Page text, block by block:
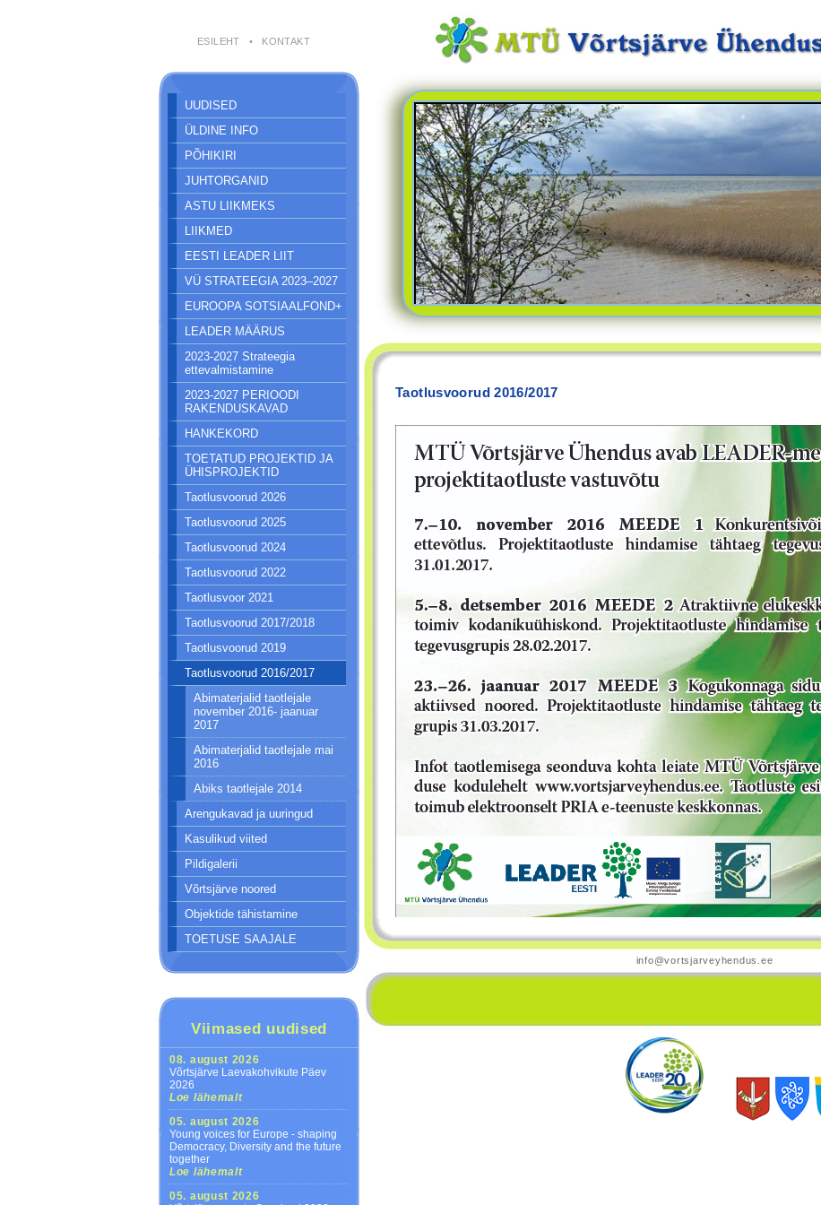
ESILEHT • KONTAKT
UUDISED
ÜLDINE INFO
PÕHIKIRI
JUHTORGANID
ASTU LIIKMEKS
LIIKMED
EESTI LEADER LIIT
VÜ STRATEEGIA 2023–2027
EUROOPA SOTSIAALFOND+
LEADER MÄÄRUS
2023-2027 Strateegia
ettevalmistamine
2023-2027 PERIOODI
RAKENDUSKAVAD
HANKEKORD
TOETATUD PROJEKTID JA
ÜHISPROJEKTID
Taotlusvoorud 2026
Taotlusvoorud 2025
Taotlusvoorud 2024
Taotlusvoorud 2022
Taotlusvoor 2021
Taotlusvoorud 2017/2018
Taotlusvoorud 2019
Taotlusvoorud 2016/2017
Abimaterjalid taotlejale
november 2016- jaanuar
2017
Abimaterjalid taotlejale mai
2016
Abiks taotlejale 2014
Arengukavad ja uuringud
Kasulikud viited
Pildigalerii
Võrtsjärve noored
Objektide tähistamine
TOETUSE SAAJALE
Viimased uudised
08. august 2026
Võrtsjärve Laevakohvikute Päev
2026
Loe lähemalt
05. august 2026
Young voices for Europe - shaping
Democracy, Diversity and the future
together
Loe lähemalt
05. august 2026
Taotlusvoorud 2016/2017
info@vortsjarveyhendus.ee